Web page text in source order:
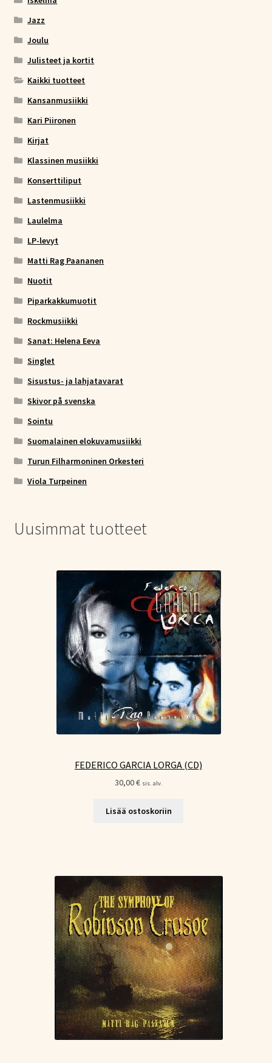
Jazz
Joulu
Julisteet ja kortit
Kaikki tuotteet
Kansanmusiikki
Kari Piironen
Kirjat
Klassinen musiikki
Konserttiliput
Lastenmusiikki
Laulelma
LP-levyt
Matti Rag Paananen
Nuotit
Piparkakkumuotit
Rockmusiikki
Sanat: Helena Eeva
Singlet
Sisustus- ja lahjatavarat
Skivor på svenska
Sointu
Suomalainen elokuvamusiikki
Turun Filharmoninen Orkesteri
Viola Turpeinen
Uusimmat tuotteet
FEDERICO GARCIA LORGA (CD)
30,00€ sis. alv.
Lisää ostoskoriin